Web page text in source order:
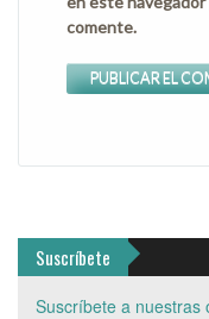
comente.
Suscríbete
Suscríbete a nuestras